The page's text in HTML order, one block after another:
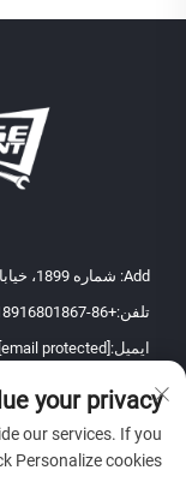
Add: شماره 1899، خیابان شوپانلو، منطقه جیادینگ، شانگهای، چین
تلفن:+86-18916801867
ایمیل:
حق
حقوق
your privacy
our services. If you
Personalize cookies.